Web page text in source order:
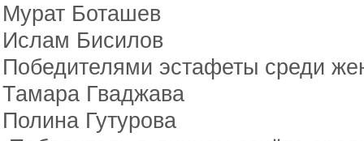
Мурат Боташев
Ислам Бисилов
Победителями эстафеты среди
Тамара Гваджава
Полина Гутурова